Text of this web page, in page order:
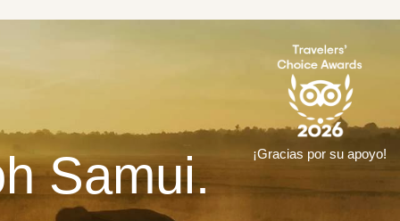
Samui. ¡Gracias por su apoyo!